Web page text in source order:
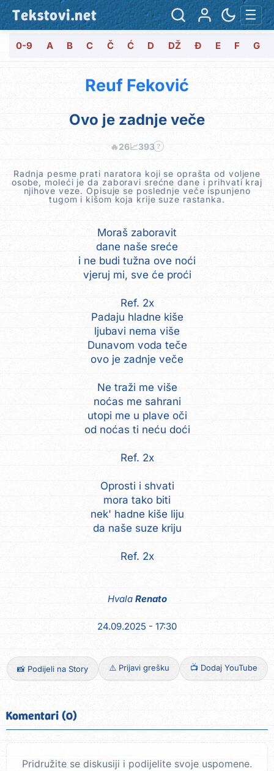
Tekstovi.net ☰
0-9 A B C Č Ć D DŽ Đ E F G
Reuf Feković
Ovo je zadnje veče
🔥26📈393 ?
Radnja pesme prati naratora koji se oprašta od voljene
osobe, moleći je da zaboravi srećne dane i prihvati kraj
njihove veze. Opisuje se poslednje veče ispunjeno
tugom i kišom koja krije suze rastanka.
Moraš zaboravit
dane naše sreće
i ne budi tužna ove noći
vjeruj mi, sve će proći
Ref. 2x
Padaju hladne kiše
ljubavi nema više
Dunavom voda teče
ovo je zadnje veče
Ne traži me više
noćas me sahrani
utopi me u plave oči
od noćas ti neću doći
Ref. 2x
Oprosti i shvati
mora tako biti
nek' hadne kiše liju
da naše suze kriju
Ref. 2x
Hvala Renato
24.09.2025 - 17:30
📸 Podijeli na Story ⚠️ Prijavi grešku 📺 Dodaj YouTube
Komentari (0)
Pridružite se diskusiji i podijelite svoje uspomene.